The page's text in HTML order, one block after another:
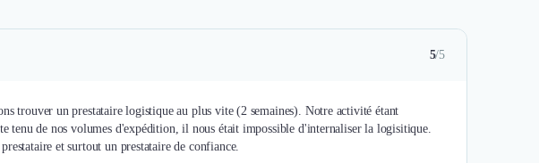
5/5
trouver un prestataire logistique au plus vite (2 semaines). Notre activité étant
tenu de nos volumes d'expédition, il nous était impossible d'internaliser la logisitique.
et surtout un prestataire de confiance.